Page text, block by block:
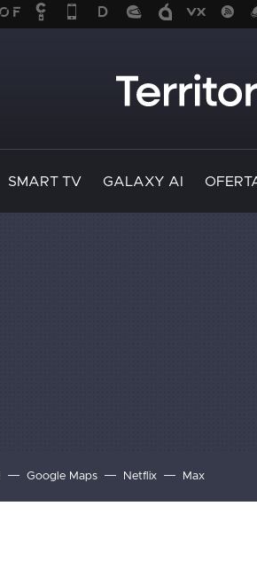
SMART TV GALAXY AI
Google Maps Netflix Max